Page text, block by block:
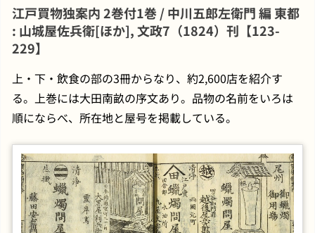
江戸買物独案内 2巻付1巻 / 中川五郎左衛門 編 東都
: 山城屋佐兵衛[ほか], 文政7（1824）刊【123-
229】
上・下・飲食の部の3冊からなり、約2,600店を紹介す
る。上巻には大田南畝の序文あり。品物の名前をいろは
順にならべ、所在地と屋号を掲載している。